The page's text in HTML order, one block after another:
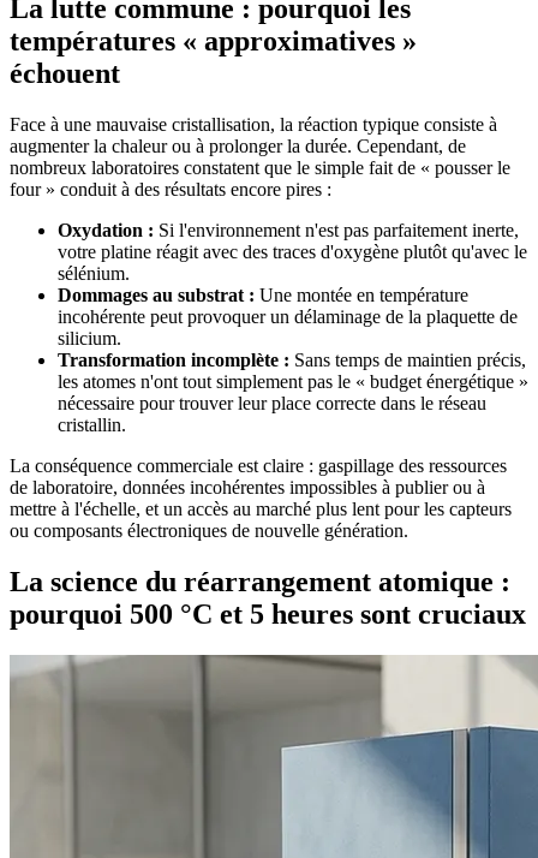
La lutte commune : pourquoi les
températures « approximatives »
échouent
Face à une mauvaise cristallisation, la réaction typique consiste à
augmenter la chaleur ou à prolonger la durée. Cependant, de
nombreux laboratoires constatent que le simple fait de « pousser le
four » conduit à des résultats encore pires :
Oxydation : Si l'environnement n'est pas parfaitement inerte,
votre platine réagit avec des traces d'oxygène plutôt qu'avec le
sélénium.
Dommages au substrat : Une montée en température
incohérente peut provoquer un délaminage de la plaquette de
silicium.
Transformation incomplète : Sans temps de maintien précis,
les atomes n'ont tout simplement pas le « budget énergétique »
nécessaire pour trouver leur place correcte dans le réseau
cristallin.
La conséquence commerciale est claire : gaspillage des ressources
de laboratoire, données incohérentes impossibles à publier ou à
mettre à l'échelle, et un accès au marché plus lent pour les capteurs
ou composants électroniques de nouvelle génération.
La science du réarrangement atomique :
pourquoi 500 °C et 5 heures sont cruciaux